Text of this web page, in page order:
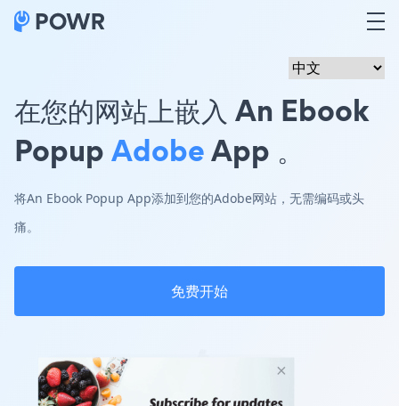
在您的网站上嵌入 An Ebook
PopupAdobeApp 。
将An Ebook Popup App添加到您的Adobe网站，无需编码或头
痛。
免费开始